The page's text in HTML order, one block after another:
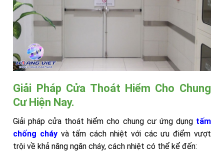
Giải Pháp Cửa Thoát Hiểm Cho Chung
Cư Hiện Nay.
Giải pháp cửa thoát hiểm cho chung cư ứng dụng tấm
chống cháyvà tấm cách nhiệt với các ưu điểm vượt
trội về khả năng ngăn cháy, cách nhiệt có thể kể đến: